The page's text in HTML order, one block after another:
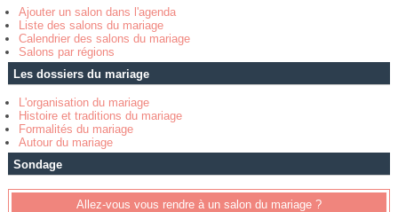
Ajouter un salon dans l'agenda
Liste des salons du mariage
Calendrier des salons du mariage
Salons par régions
Les dossiers du mariage
L'organisation du mariage
Histoire et traditions du mariage
Formalités du mariage
Autour du mariage
Sondage
Allez-vous vous rendre à un salon du mariage ?